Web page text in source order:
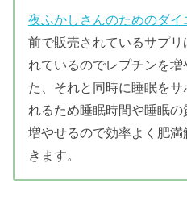
夜ふかしさんのためのダイ
前で販売されているサプ
れているのでレプチンを
た、それと同時に睡眠を
れるため睡眠時間や睡眠
増やせるので効率よく肥
きます。